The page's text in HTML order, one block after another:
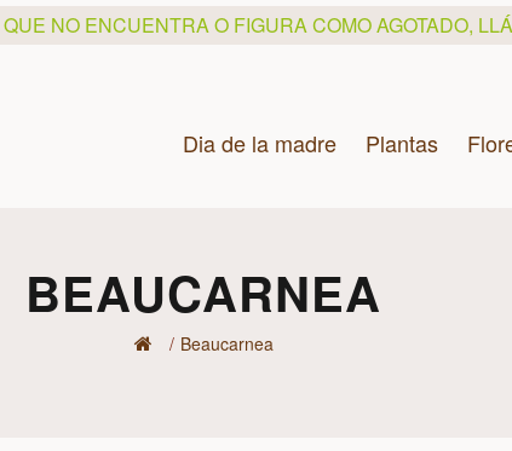
NO ENCUENTRA O FIGURA COMO AGOTADO,
Dia de la madre Plantas
BEAUCARNEA
Beaucarnea